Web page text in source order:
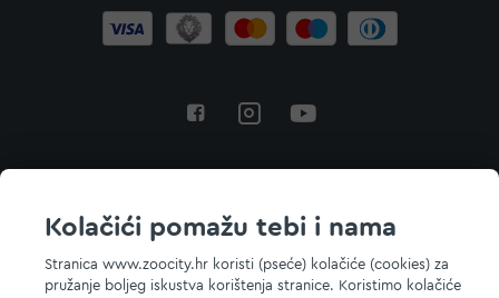
Kolačići pomažu tebi i nama
Stranica www.zoocity.hr koristi (pseće) kolačiće (cookies) za
pružanje boljeg iskustva korištenja stranice. Koristimo kolačiće
© 2026 ZOOCITY. Sva prava zadržana.